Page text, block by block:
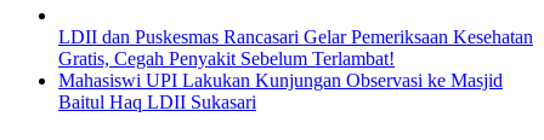
LDII dan Puskesmas Rancasari Gelar Pemeriksaan Kesehatan
Gratis, Cegah Penyakit Sebelum Terlambat!
Mahasiswi UPI Lakukan Kunjungan Observasi ke Masjid
Baitul Haq LDII Sukasari